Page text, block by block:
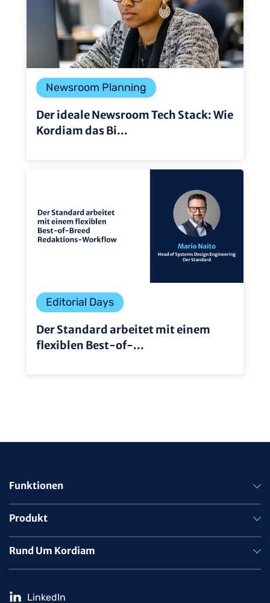
Newsroom Planning
Der ideale Newsroom Tech Stack: Wie
Kordiam das Bi...
Editorial Days
Der Standard arbeitet mit einem
flexiblen Best-of-...
Funktionen
Produkt
Rund Um Kordiam
LinkedIn